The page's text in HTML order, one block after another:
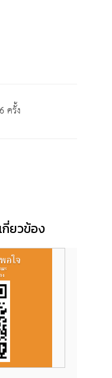
ครั้ง
กี่ยวข้อง